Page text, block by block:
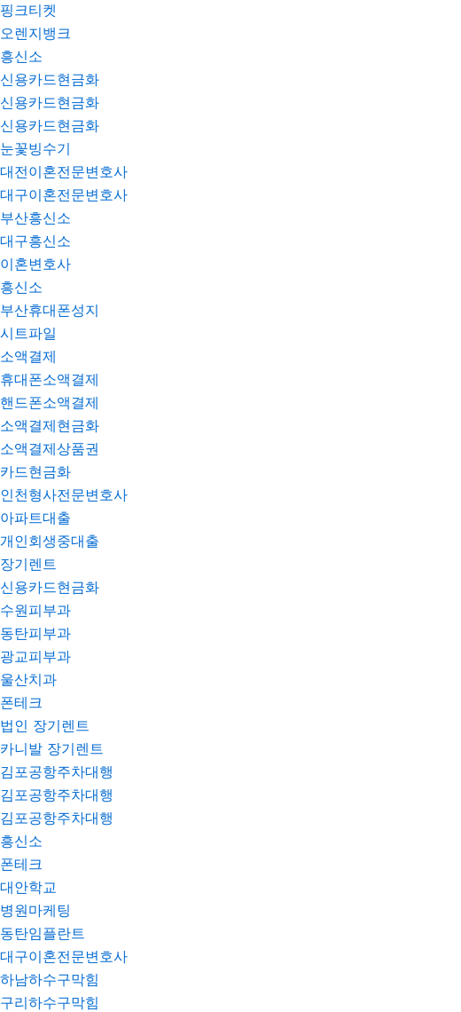
핑크티켓
오렌지뱅크
흥신소
신용카드현금화
신용카드현금화
신용카드현금화
눈꽃빙수기
대전이혼전문변호사
대구이혼전문변호사
부산흥신소
대구흥신소
이혼변호사
흥신소
부산휴대폰성지
시트파일
소액결제
휴대폰소액결제
핸드폰소액결제
소액결제현금화
소액결제상품권
카드현금화
인천형사전문변호사
아파트대출
개인회생중대출
장기렌트
신용카드현금화
수원피부과
동탄피부과
광교피부과
울산치과
폰테크
법인 장기렌트
카니발 장기렌트
김포공항주차대행
김포공항주차대행
김포공항주차대행
흥신소
폰테크
대안학교
병원마케팅
동탄임플란트
대구이혼전문변호사
하남하수구막힘
구리하수구막힘